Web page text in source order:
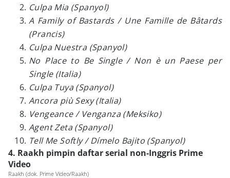
Culpa Mia (Spanyol)
A Family of Bastards / Une Famille de Bâtards
(Prancis)
Culpa Nuestra (Spanyol)
No Place to Be Single / Non è un Paese per
Single (Italia)
Culpa Tuya (Spanyol)
Ancora più Sexy (Italia)
Vengeance / Venganza (Meksiko)
Agent Zeta (Spanyol)
Tell Me Softly / Dímelo Bajito (Spanyol)
4. Raakh pimpin daftar serial non-Inggris Prime
Video
Raakh (dok. Prime Video/Raakh)